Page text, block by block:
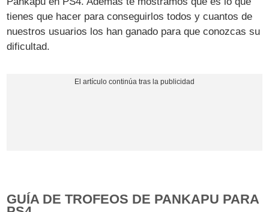
tienes que hacer para conseguirlos todos y cuantos de
nuestros usuarios los han ganado para que conozcas su
dificultad.
GUÍA DE TROFEOS DE PANKAPU PARA